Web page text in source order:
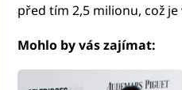
před tím 2,5 milionu, což
Mohlo by vás zajímat: